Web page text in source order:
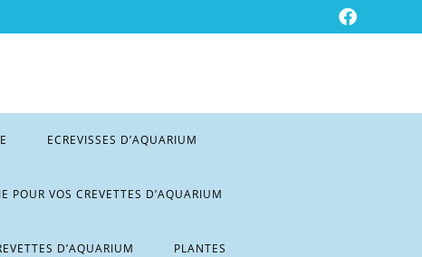
ECREVISSES D’AQUARIUM
POUR VOS CREVETTES D’AQUARIUM
D’AQUARIUM PLANTES